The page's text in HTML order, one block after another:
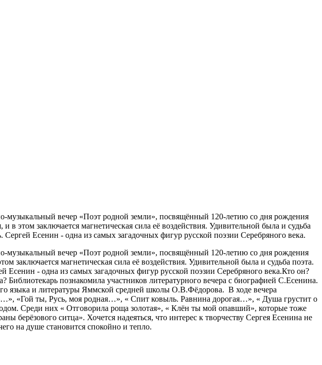
музыкальный вечер «Поэт родной земли», посвящённый 120-летию со дня рождения
в этом заключается магнетическая сила её воздействия. Удивительной была и судьба
Есенин - одна из самых загадочных фигур русской поэзии Серебряного века.
музыкальный вечер «Поэт родной земли», посвящённый 120-летию со дня рождения
заключается магнетическая сила её воздействия. Удивительной была и судьба поэта.
- одна из самых загадочных фигур русской поэзии Серебряного века.Кто он?
Библиотекарь познакомила участников литературного вечера с биографией С.Есенина.
языка и литературы Яммской средней школы О.В.Фёдорова. В ходе вечера
«Гой ты, Русь, моя родная…», « Спит ковыль. Равнина дорогая…», « Душа грустит о
Среди них « Отговорила роща золотая», « Клён ты мой опавший», которые тоже
ситца». Хочется надеяться, что интерес к творчеству Сергея Есенина не
на душе становится спокойно и тепло.